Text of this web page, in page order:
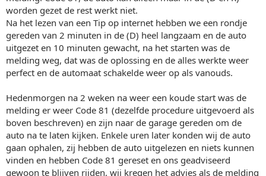
worden gezet de rest werkt niet.
Na het lezen van een Tip op internet hebben we een rondje
gereden van 2 minuten in de (D) heel langzaam en de auto
uitgezet en 10 minuten gewacht, na het starten was de
melding weg, dat was de oplossing en de alles werkte weer
perfect en de automaat schakelde weer op als vanouds.
Hedenmorgen na 2 weken na weer een koude start was de
melding er weer Code 81 (dezelfde procedure uitgevoerd als
boven beschreven) en zijn naar de garage gereden om de
auto na te laten kijken. Enkele uren later konden wij de auto
gaan ophalen, zij hebben de auto uitgelezen en niets kunnen
vinden en hebben Code 81 gereset en ons geadviseerd
gewoon te blijven rijden, wij kregen het advies als de melding